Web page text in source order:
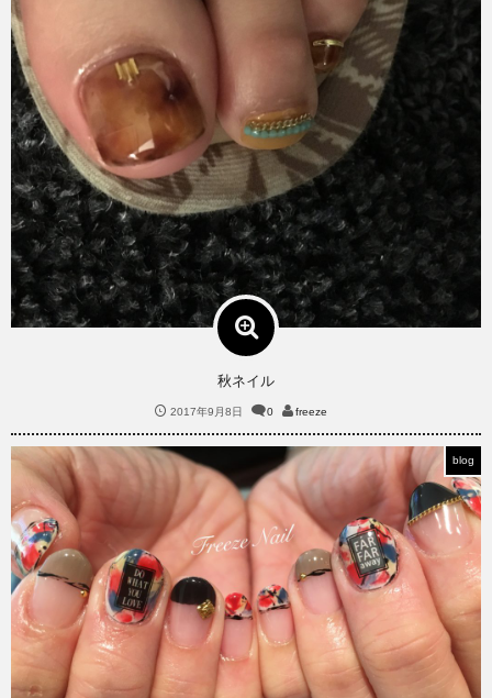
秋ネイル
2017年9月8日 0 freeze
blog